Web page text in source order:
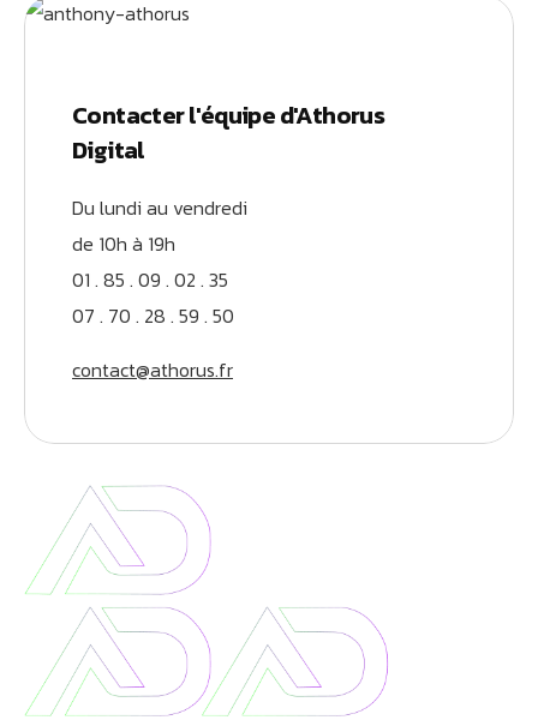
Contacter l'équipe d'Athorus
Digital
Du lundi au vendredi
de 10h à 19h
01 . 85 . 09 . 02 . 35
07 . 70 . 28 . 59 . 50
contact@athorus.fr